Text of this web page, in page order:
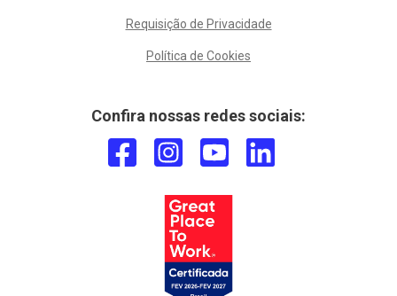
Requisição de Privacidade
Política de Cookies
Confira nossas redes sociais: